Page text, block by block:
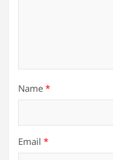
Name *
Email *